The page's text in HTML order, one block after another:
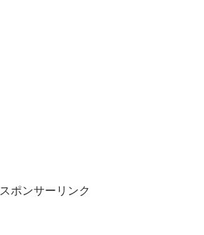
スポンサーリンク